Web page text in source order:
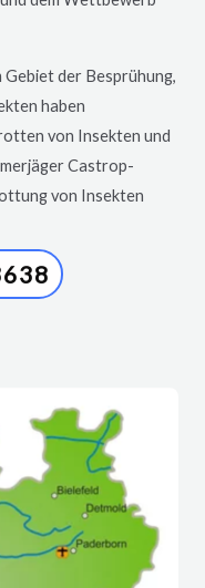
Gebiet der Besprühung,
haben
von Insekten und
Castrop-
von Insekten